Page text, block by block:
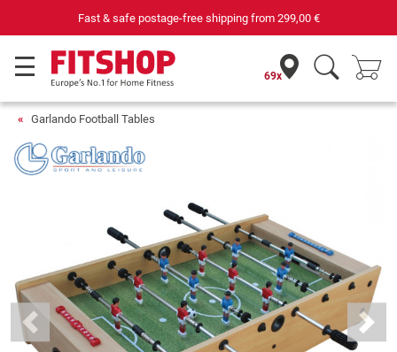
Fast & safe postage-free shipping from 299,00 €
69x
Garlando Football Tables
Previous Next